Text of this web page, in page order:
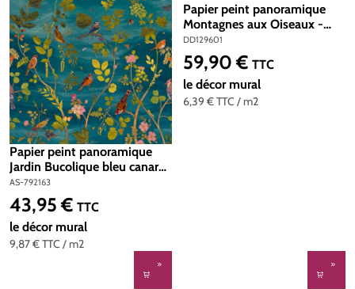
Papier peint panoramique
Jardin Bucolique bleu canard
- Metropolitan Stories 5
Vibes & Styles d'A.S. Création
| Réf. AS-792163
AS-792163
9,87 €TTC / m2
Prix régulier :
43,95 € TTC
le décor mural
Papier peint panoramique
Montagnes aux Oiseaux -
Wall Love d'A.S. Création |
Réf. DD129601
DD129601
6,39 €TTC / m2
Prix régulier :
59,90 € TTC
le décor mural